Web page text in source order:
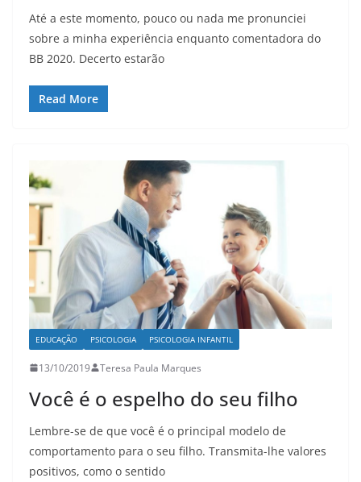
Até a este momento, pouco ou nada me pronunciei
sobre a minha experiência enquanto comentadora do
BB 2020. Decerto estarão
Read More
EDUCAÇÃO PSICOLOGIA PSICOLOGIA INFANTIL
13/10/2019 Teresa Paula Marques
Você é o espelho do seu filho
Lembre-se de que você é o principal modelo de
comportamento para o seu filho. Transmita-lhe valores
positivos, como o sentido